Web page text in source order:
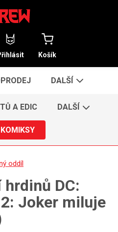
Košík
DALŠÍ
A EDIC DALŠÍ
oddíl
DC:
Joker miluje